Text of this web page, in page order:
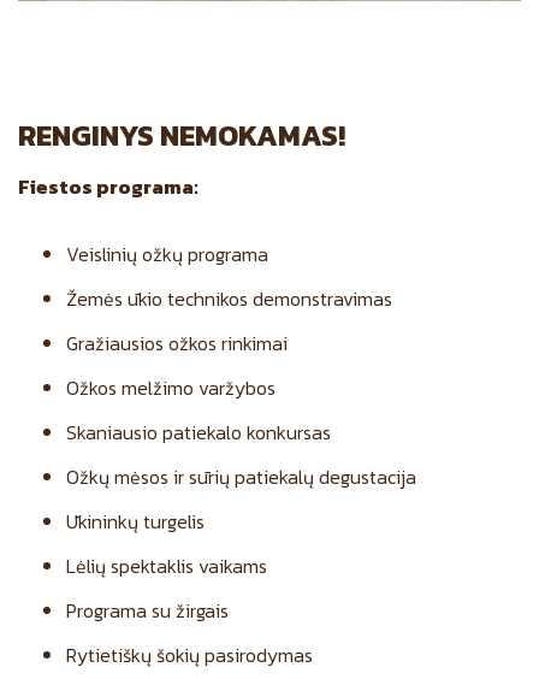
RENGINYS NEMOKAMAS!
Fiestos programa:
Veislinių ožkų programa
Žemės ūkio technikos demonstravimas
Gražiausios ožkos rinkimai
Ožkos melžimo varžybos
Skaniausio patiekalo konkursas
Ožkų mėsos ir sūrių patiekalų degustacija
Ūkininkų turgelis
Lėlių spektaklis vaikams
Programa su žirgais
Rytietiškų šokių pasirodymas